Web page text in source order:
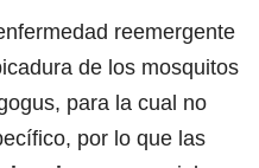
reemergente
de los mosquitos
para la cual no
por lo que las